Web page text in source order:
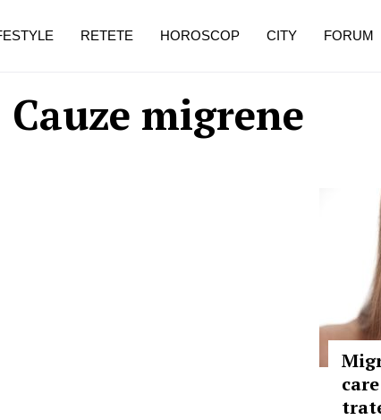
Cauze migrene
RETETE HOROSCOP CITY FORUM
de dureroasă este investigația